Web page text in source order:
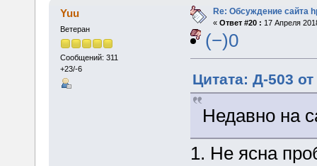
Yuu
Ветеран
Сообщений: 311
+23/-6
Re: Обсуждение сайта
« Ответ #20 : 17 Апреля
(−)0
Цитата: Д-503
Недавно на
1. Не ясна